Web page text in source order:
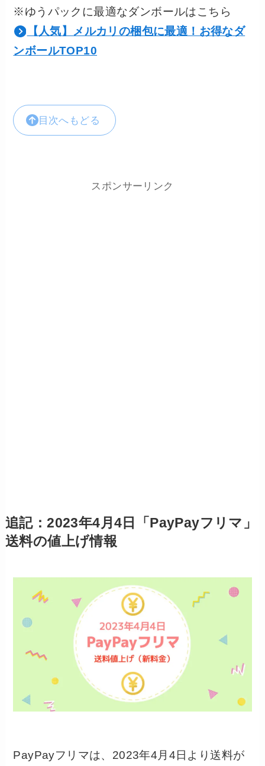
※ゆうパックに最適なダンボールはこちら
【人気】メルカリの梱包に最適！お得なダ
ンボールTOP10
目次へもどる
スポンサーリンク
追記：2023年4月4日「PayPayフリマ」
送料の値上げ情報
PayPayフリマは、2023年4月4日より送料が